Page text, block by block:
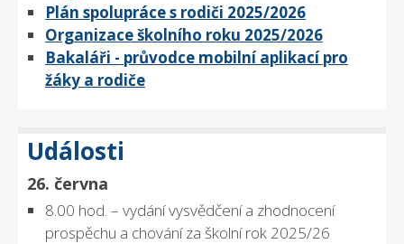
Plán spolupráce s rodiči 2025/2026
Organizace školního roku 2025/2026
Bakaláři - průvodce mobilní aplikací pro
žáky a rodiče
Události
26. června
8.00 hod. – vydání vysvědčení a zhodnocení
prospěchu a chování za školní rok 2025/26